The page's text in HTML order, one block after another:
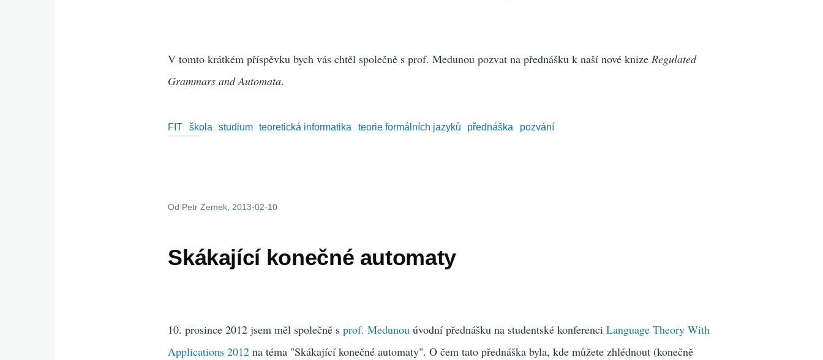
V tomto krátkém příspěvku bych vás chtěl společně s prof. Medunou pozvat na přednášku k naší nové knize Regulated
Grammars and Automata.
FIT škola studium teoretická informatika teorie formálních jazyků přednáška pozvání
Od Petr Zemek , 2013-02-10
Skákající konečné automaty
10. prosince 2012 jsem měl společně sprof. Medunou úvodní přednášku na studentské konferenciLanguage Theory With
Applications 2012 na téma "Skákající konečné automaty". O čem tato přednáška byla, kde můžete zhlédnout (konečně